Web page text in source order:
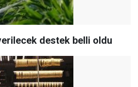
destek belli oldu